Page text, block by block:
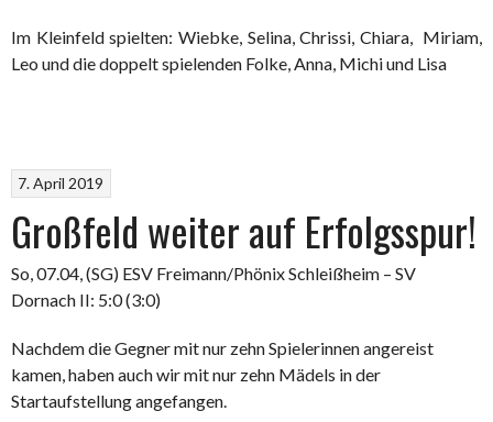
Im Kleinfeld spielten: Wiebke, Selina, Chrissi, Chiara, Miriam,
Leo und die doppelt spielenden Folke, Anna, Michi und Lisa
7. April 2019
Großfeld weiter auf Erfolgsspur!
So, 07.04, (SG) ESV Freimann/Phönix Schleißheim – SV
Dornach II: 5:0 (3:0)
Nachdem die Gegner mit nur zehn Spielerinnen angereist
kamen, haben auch wir mit nur zehn Mädels in der
Startaufstellung angefangen.